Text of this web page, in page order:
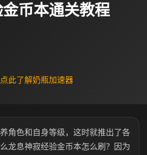
币本通关教程
此了解奶瓶加速器
角色和自身等级，这时就推出了各
龙息神寂经验金币本怎么刷？因为